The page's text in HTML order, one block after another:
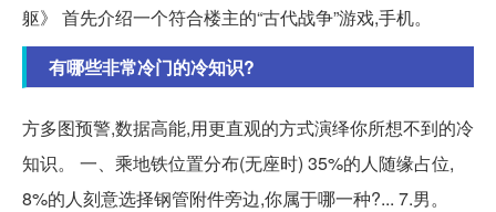
躯》 首先介绍一个符合楼主的“古代战争”游戏,手机。
有哪些非常冷门的冷知识?
方多图预警,数据高能,用更直观的方式演绎你所想不到的冷
知识。 一、乘地铁位置分布(无座时) 35%的人随缘占位,
8%的人刻意选择钢管附件旁边,你属于哪一种?... 7.男。